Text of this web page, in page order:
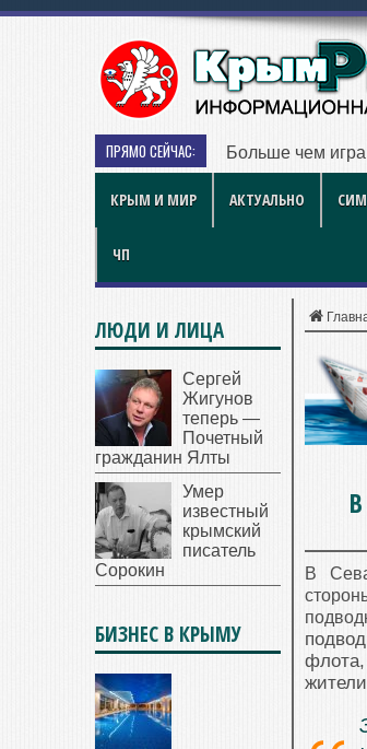
ПРЯМО СЕЙЧАС: Больше чем
КРЫМ И МИР АКТУАЛЬНО
ЧП
В
флота,
ЛЮДИ И ЛИЦА
Сергей
Жигунов
теперь —
Почетный
гражданин Ялты
Умер
известный
крымский
писатель
Сорокин
БИЗНЕС В КРЫМУ